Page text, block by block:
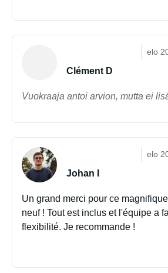
elo
Clément D
Vuokraaja antoi arvion, mutta ei
elo
Johan I
Un grand merci pour ce
neuf ! Tout est inclus et l'équipe a
flexibilité. Je recommande !